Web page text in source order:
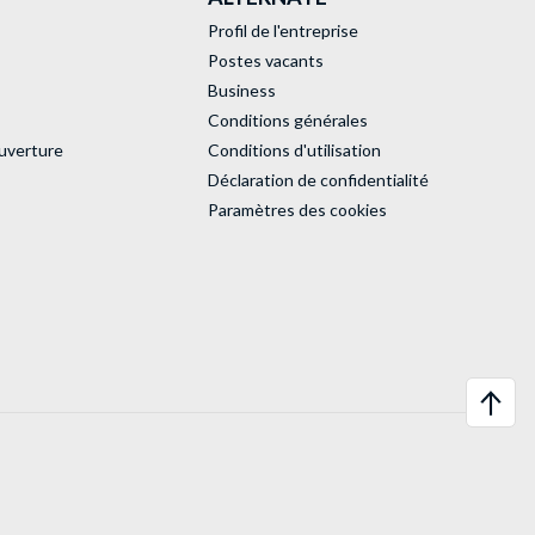
Profil de l'entreprise
Postes vacants
Business
Conditions générales
Conditions d'utilisation
Déclaration de confidentialité
Paramètres des cookies